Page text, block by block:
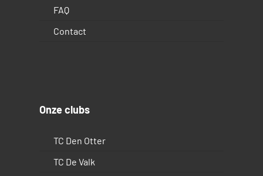
FAQ
Contact
Onze clubs
TC Den Otter
TC De Valk